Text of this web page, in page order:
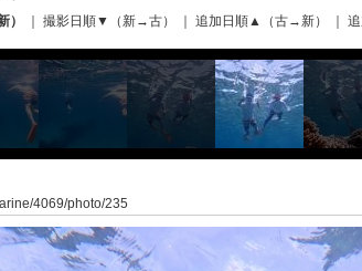
撮影日順▼（新→古） 追加日順▲（古→新）
4069/photo/235